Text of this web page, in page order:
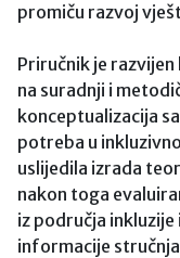
promiču razvoj
Priručnik je
na suradnji i
konceptualizacija
potreba u
uslijedila izrada
nakon toga
iz područja
informacije